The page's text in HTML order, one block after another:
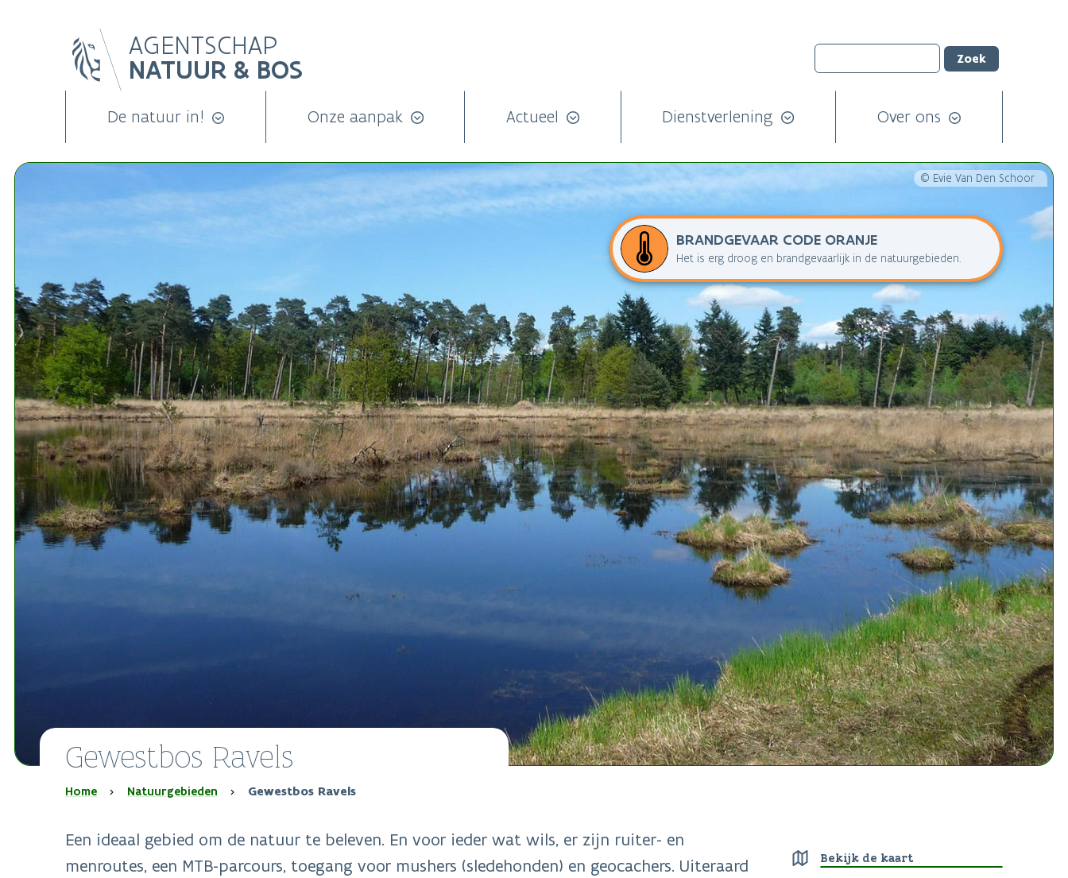
AGENTSCHAP
NATUUR & BOS
De natuur in! Onze aanpak Actueel Dienstverlening Over ons
© Evie Van Den Schoor
Gewestbos Ravels
BRANDGEVAAR CODE ORANJE
Het is erg droog en brandgevaarlijk in de natuurgebieden.
Kruimelpad
Home Natuurgebieden Gewestbos Ravels
Een ideaal gebied om de natuur te beleven. En voor ieder wat wils, er zijn ruiter- en
menroutes, een MTB-parcours, toegang voor mushers (sledehonden) en geocachers. Uiteraard
Bekijk de kaart